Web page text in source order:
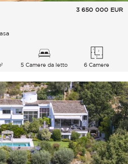
3 650 000 EUR
5 Camere da letto 6 Camere